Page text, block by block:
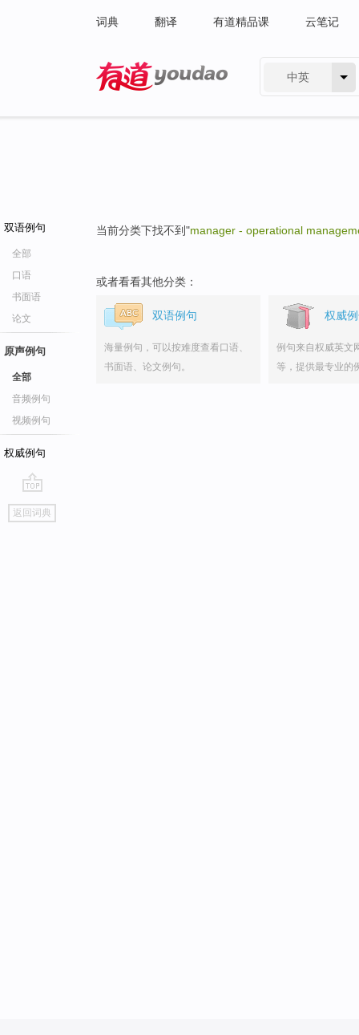
词典 翻译 有道精品课 云笔记
中英
双语例句
全部
口语
书面语
论文
原声例句
全部
音频例句
视频例句
权威例句
go
top
返回词典
当前分类下找不到"manager - operational
或者看看其他分类：
双语例句
海量例句，可以按难度查看口语、
书面语、论文例句。
权威
例句来自权威英文
等，提供最专业的